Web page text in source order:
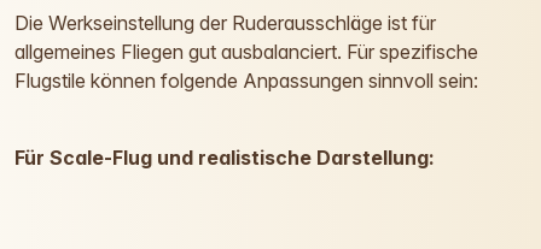
Die Werkseinstellung der Ruderausschläge ist für
allgemeines Fliegen gut ausbalanciert. Für spezifische
Flugstile können folgende Anpassungen sinnvoll sein:
Für Scale-Flug und realistische Darstellung: